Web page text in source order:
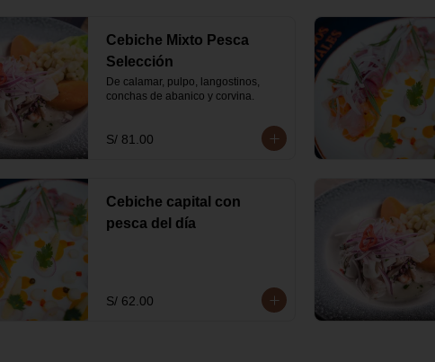
Cebiche Mixto Pesca
Selección
De calamar, pulpo, langostinos,
conchas de abanico y corvina.
S/ 81.00
Cebiche capital con
pesca del día
S/ 62.00